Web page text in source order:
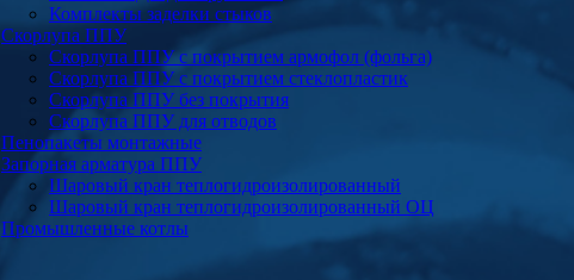
Комплекты заделки стыков
Скорлупа ППУ
Скорлупа ППУ с покрытием армофол (фольга)
Скорлупа ППУ с покрытием стеклопластик
Скорлупа ППУ без покрытия
Скорлупа ППУ для отводов
Пенопакеты монтажные
Запорная арматура ППУ
Шаровый кран теплогидроизолированный
Шаровый кран теплогидроизолированный ОЦ
Промышленные котлы